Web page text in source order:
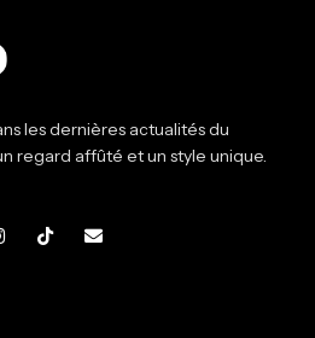
les dernières actualités du
regard affûté et un style unique.